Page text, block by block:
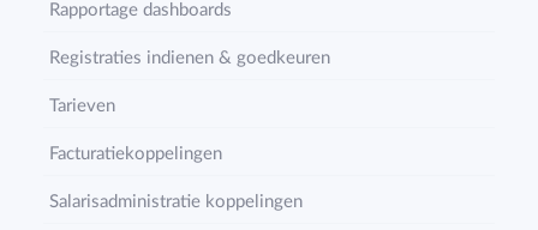
Rapportage dashboards
Registraties indienen & goedkeuren
Tarieven
Facturatiekoppelingen
Salarisadministratie koppelingen